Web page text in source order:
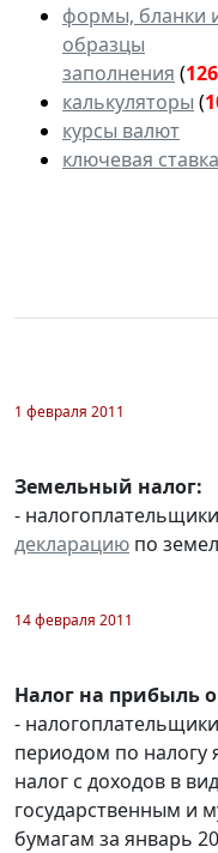
формы, бланки
образцы
заполнения (
калькуляторы (
курсы валют
ключевая ставка
1 февраля 2011
Земельный налог:
- налогоплательщики
декларацию по
14 февраля 2011
Налог на прибыль
-
периодом по налогу
налог с доходов в
государственным и
бумагам за январь